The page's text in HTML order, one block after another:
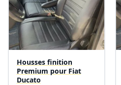
Housses finition
Premium pour Fiat
Ducato